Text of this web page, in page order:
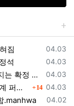
등록일
04.03
짐
등록일
04.03
석
등록일
04.03
붉은사막-반려동물 친밀도 올리는 법, 강아지는 확정 고양이는 조건 확인
등록일
04.03
챕터9 퍼즐 막혔다면? 어비스 하늘길 + 3단계 퍼즐 공략 순서 정리 (길찾기 포함) 댓글
14
등록일
04.02
.manhwa